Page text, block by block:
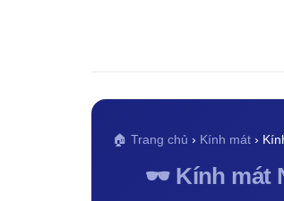
🏠 Trang chủ › Kính mát ›
🕶️ Kính mát